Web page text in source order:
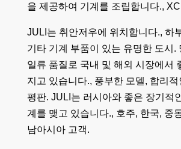
을 제공하여 기계를 조립합니다.,
JULI는 취안저우에 위치합니다., 하
기타 기계 부품이 있는 유명한 도시.
일류 품질로 국내 및 해외 시장에서
지고 있습니다., 풍부한 모델, 합리
평판. JULI는 러시아와 좋은 장기적
계를 맺고 있습니다., 호주, 한국, 중
남아시아 고객.